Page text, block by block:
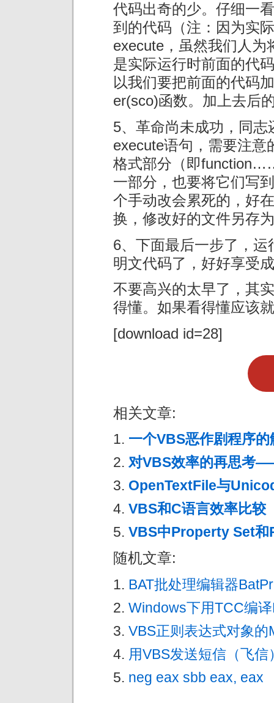
代码出奇的少。仔细一
到的代码（注：因为实
execute，虽然我们人为
是实际运行时前面的代
以我们要把前面的代码
er(sco)函数。加上去后
5、革命尚未成功，同
execute语句，需要注意
格式部分（即
一部分，也要将它们写
个手动改会累死的，好
换，修改好的文件另存
6、下面最后一步了，
明文代码了，好好享受
不要高兴的太早了，其
得懂。如果看得懂应该
[download id=28]
相关文章:
一个VBS恶作剧程序的
对VBS效率的再思考
OpenTextFile与
VBS和C语言效率比较
VBS中Property Set
随机文章:
BAT批处理编辑器
Windows下用TCC编
VBS正则表达式对象的
用VBS发送短信（飞信
neg eax sbb eax, eax